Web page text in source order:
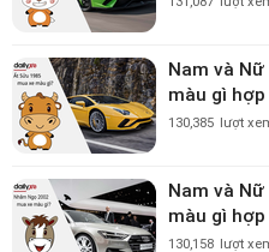
Nam và
màu gì
130,385 lượt
Nam và
màu gì
130,158 lượt